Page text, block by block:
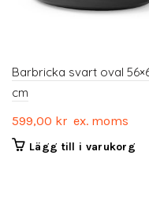
Barbricka svart oval
cm
599,00 kr ex. moms
Lägg till i varukorg